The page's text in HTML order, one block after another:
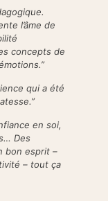
l’âme de
concepts de
qui a été
en soi,
Des
bon esprit –
– tout ça